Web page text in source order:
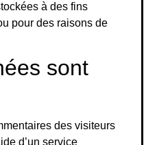
à des fins
pour des raisons de
sont
des visiteurs
d’un service